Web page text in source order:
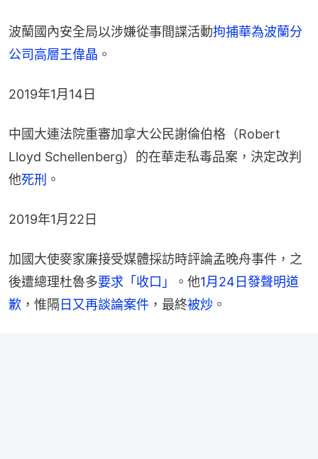
波蘭國內安全局以涉嫌從事間諜活動拘捕華為波蘭分
公司高層王偉晶 。
2019年1月14日​
中國大連法院重審加拿大公民謝倫伯格（Robert
Lloyd Schellenberg）的在華走私毒品案，決定改判
他死刑 。
2019年1月22日​
加國大使麥家廉接受媒體採訪時評論孟晚舟事件，之
後遭總理杜魯多要求「收口」 。他1月24日發聲明道
歉 ，惟隔 日又再談論案件 ，最終被炒 。